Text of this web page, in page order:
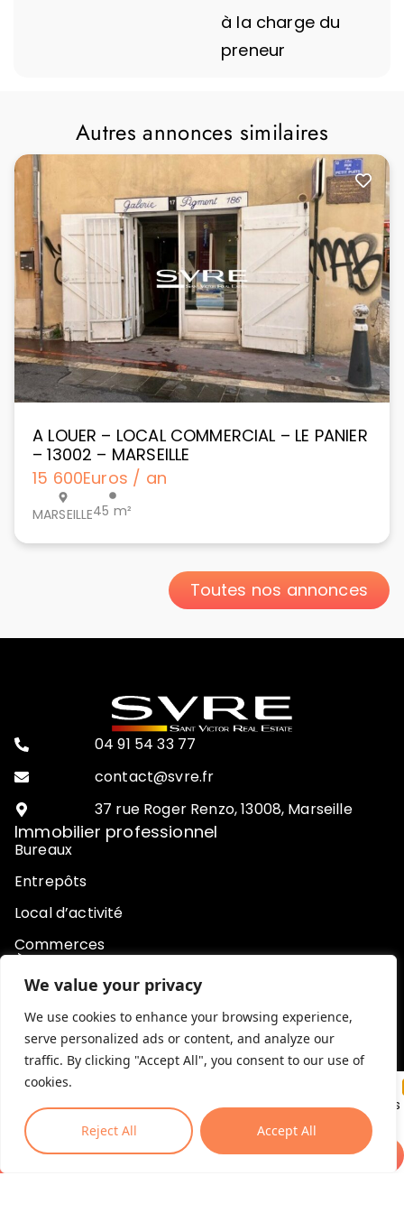
We value your privacy
We use cookies to enhance your browsing experience,
serve personalized ads or content, and analyze our
traffic. By clicking "Accept All", you consent to our use of
cookies.
Reject All Accept All
à la charge du
preneur
Autres annonces similaires
A LOUER – LOCAL COMMERCIAL – LE PANIER
– 13002 – MARSEILLE
15 600Euros / an
MARSEILLE45 m²
Toutes nos annonces
04 91 54 33 77
contact@svre.fr
37 rue Roger Renzo, 13008, Marseille
Immobilier professionnel
Bureaux
Entrepôts
Local d’activité
Commerces
Agence
Actualités
Contact
Honoraires
Pour ne rien manquer des opportunités offertes
par SVRE, inscrivez-vous à notre newsletter !
Je m'inscris